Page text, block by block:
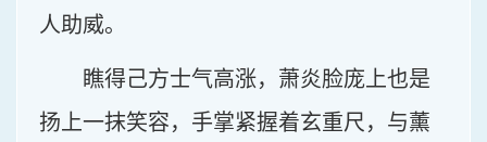
人助威。
瞧得己方士气高涨，萧炎脸庞上也是
扬上一抹笑容，手掌紧握着玄重尺，与薰